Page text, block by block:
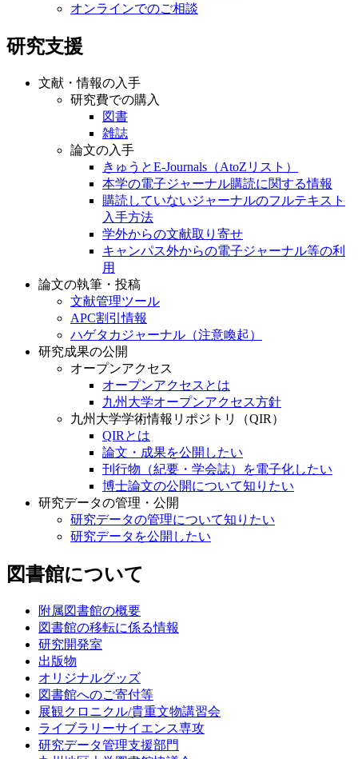
オンラインでのご相談
研究支援
文献・情報の入手
研究費での購入
図書
雑誌
論文の入手
きゅうとE-Journals（AtoZリスト）
本学の電子ジャーナル購読に関する情報
購読していないジャーナルのフルテキスト
入手方法
学外からの文献取り寄せ
キャンパス外からの電子ジャーナル等の利
用
論文の執筆・投稿
文献管理ツール
APC割引情報
ハゲタカジャーナル（注意喚起）
研究成果の公開
オープンアクセス
オープンアクセスとは
九州大学オープンアクセス方針
九州大学学術情報リポジトリ（QIR）
QIRとは
論文・成果を公開したい
刊行物（紀要・学会誌）を電子化したい
博士論文の公開について知りたい
研究データの管理・公開
研究データの管理について知りたい
研究データを公開したい
図書館について
附属図書館の概要
図書館の移転に係る情報
研究開発室
出版物
オリジナルグッズ
図書館へのご寄付等
展観クロニクル/貴重文物講習会
ライブラリーサイエンス専攻
研究データ管理支援部門